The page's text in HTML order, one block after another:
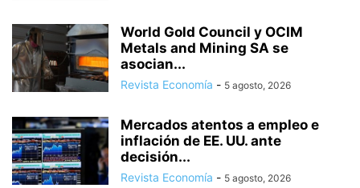
World Gold Council y OCIM
Metals and Mining SA se
asocian...
Revista Economía - 5 agosto, 2026
Mercados atentos a empleo e
inflación de EE. UU. ante
decisión...
Revista Economía - 5 agosto, 2026